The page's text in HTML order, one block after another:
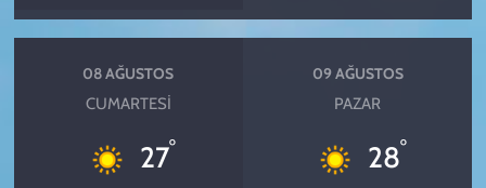
08 AĞUSTOS
CUMARTESI
27°
09 AĞUSTOS
PAZAR
28°